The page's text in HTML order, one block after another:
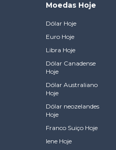
Moedas Hoje
Dólar Hoje
Euro Hoje
Libra Hoje
Dólar Canadense
Hoje
Dólar Australiano
Hoje
Dólar neozelandes
Hoje
Franco Suiço Hoje
Iene Hoje